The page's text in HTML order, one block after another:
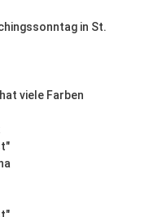
in St.
viele Farben